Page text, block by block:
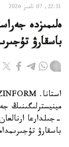
22:31, 07 تامىز 2026
ەلىمىزدە
باسقارۋ
-جىلدارعا
باسقارۋ